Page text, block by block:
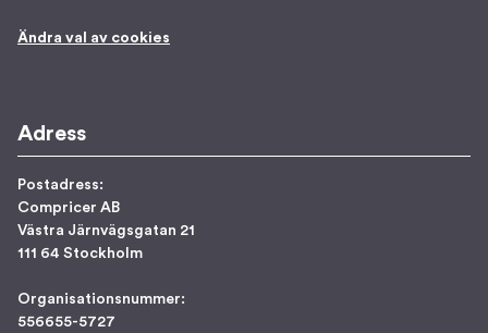
Ändra val av cookies
Adress
Postadress:
Compricer AB
Västra Järnvägsgatan 21
111 64 Stockholm
Organisationsnummer:
556655-5727